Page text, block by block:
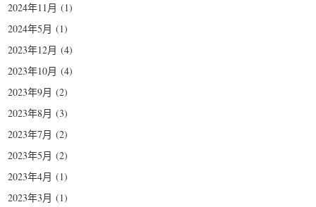
2024年11月 (1)
2024年5月 (1)
2023年12月 (4)
2023年10月 (4)
2023年9月 (2)
2023年8月 (3)
2023年7月 (2)
2023年5月 (2)
2023年4月 (1)
2023年3月 (1)